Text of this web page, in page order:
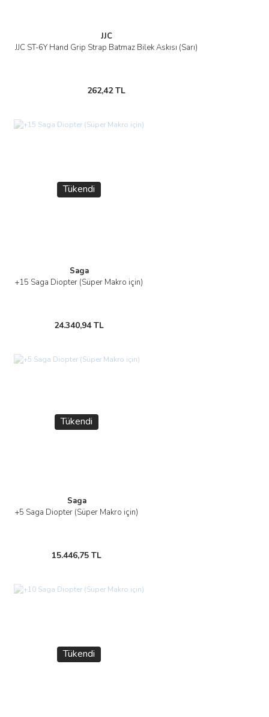
JJC
JJC ST-6Y Hand Grip Strap Batmaz Bilek Askısı (Sarı)
262,42 TL
Tükendi
Saga
+15 Saga Diopter (Süper Makro için)
24.340,94 TL
Tükendi
Saga
+5 Saga Diopter (Süper Makro için)
15.446,75 TL
Tükendi